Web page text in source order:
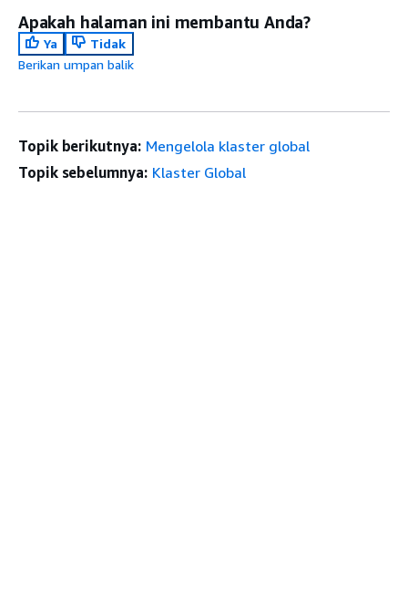
Apakah halaman ini membantu Anda?
Ya
Tidak
Berikan umpan balik
Topik berikutnya: Mengelola klaster global
Topik sebelumnya: Klaster Global